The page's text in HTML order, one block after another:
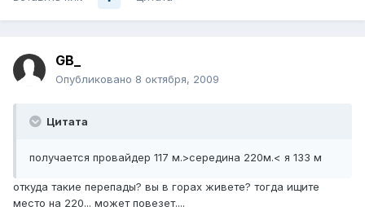
GB_
Опубликовано 8 октября, 2009
Цитата
получается провайдер 117 м.>середина 220м.< я 133 м
откуда такие перепады? вы в горах живете? тогда ищите
место на 220... может повезет....